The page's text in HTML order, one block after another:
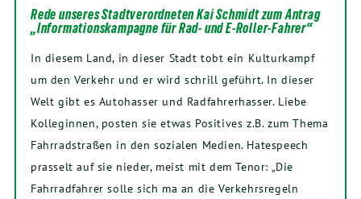
Rede unseres Stadtverordneten Kai Schmidt zum Antrag
„Informationskampagne für Rad- und E-Roller-Fahrer“
In diesem Land, in dieser Stadt tobt ein Kulturkampf
um den Verkehr und er wird schrill geführt. In dieser
Welt gibt es Autohasser und Radfahrerhasser. Liebe
Kolleginnen, posten sie etwas Positives z.B. zum Thema
Fahrradstraßen in den sozialen Medien. Hatespeech
prasselt auf sie nieder, meist mit dem Tenor: „Die
Fahrradfahrer solle sich ma an die Verkehrsregeln